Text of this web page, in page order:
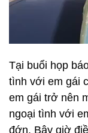
Tại buổi họp
tình với em gái
em gái trở nên
ngoại tình với
đớn. Bây giờ